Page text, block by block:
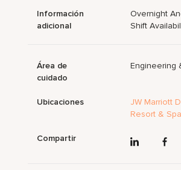
Información
adicional
Overnight
Shift
Área de
cuidado
Engineering
Ubicaciones
JW Marriott
Resort & Spa
Compartir